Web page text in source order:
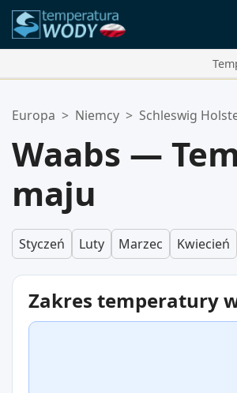
Twoja lista ulubionych jest pusta.
Europa > Niemcy > Schleswig
Waabs —
maju
Styczeń Luty Marzec Kwiecień
Zakres temperatury